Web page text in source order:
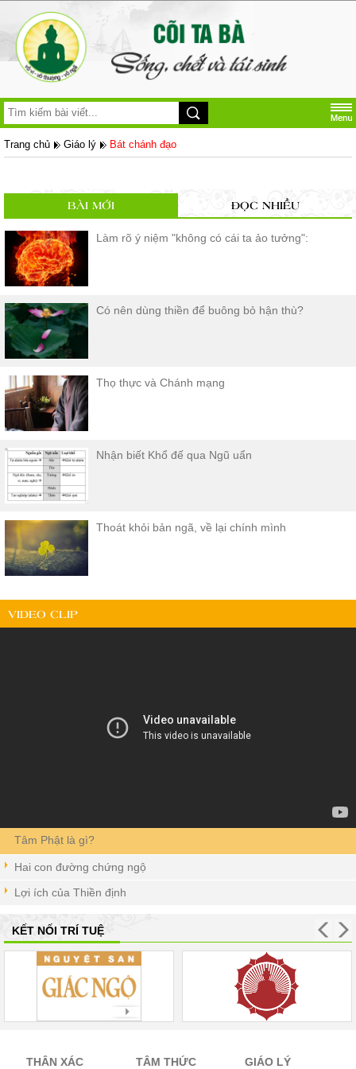
Trang chủ Giáo lý Bát chánh đạo
BÀI MỚI ĐỌC NHIỀU
Làm rõ ý niệm "không có cái ta ảo tưởng":
Có nên dùng thiền để buông bỏ hận thù?
Thọ thực và Chánh mạng
Nhận biết Khổ đế qua Ngũ uẩn
Thoát khỏi bản ngã, về lại chính mình
VIDEO CLIP
Tâm Phật là gì?
Hai con đường chứng ngộ
Lợi ích của Thiền định
KẾT NỐI TRÍ TUỆ
THÂN XÁC TÂM THỨC GIÁO LÝ